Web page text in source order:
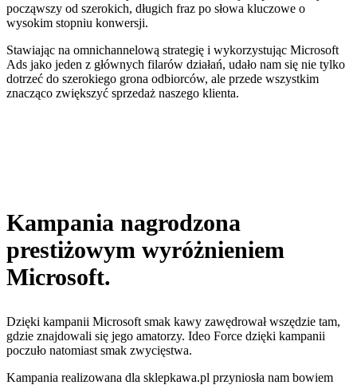
począwszy od szerokich, długich fraz po słowa kluczowe o
wysokim stopniu konwersji.
Stawiając na omnichannelową strategię i wykorzystując Microsoft
Ads jako jeden z głównych filarów działań, udało nam się nie tylko
dotrzeć do szerokiego grona odbiorców, ale przede wszystkim
znacząco zwiększyć sprzedaż naszego klienta.
Kampania nagrodzona
prestiżowym wyróżnieniem
Microsoft.
Dzięki kampanii Microsoft smak kawy zawędrował wszędzie tam,
gdzie znajdowali się jego amatorzy. Ideo Force dzięki kampanii
poczuło natomiast smak zwycięstwa.
Kampania realizowana dla sklepkawa.pl przyniosła nam bowiem